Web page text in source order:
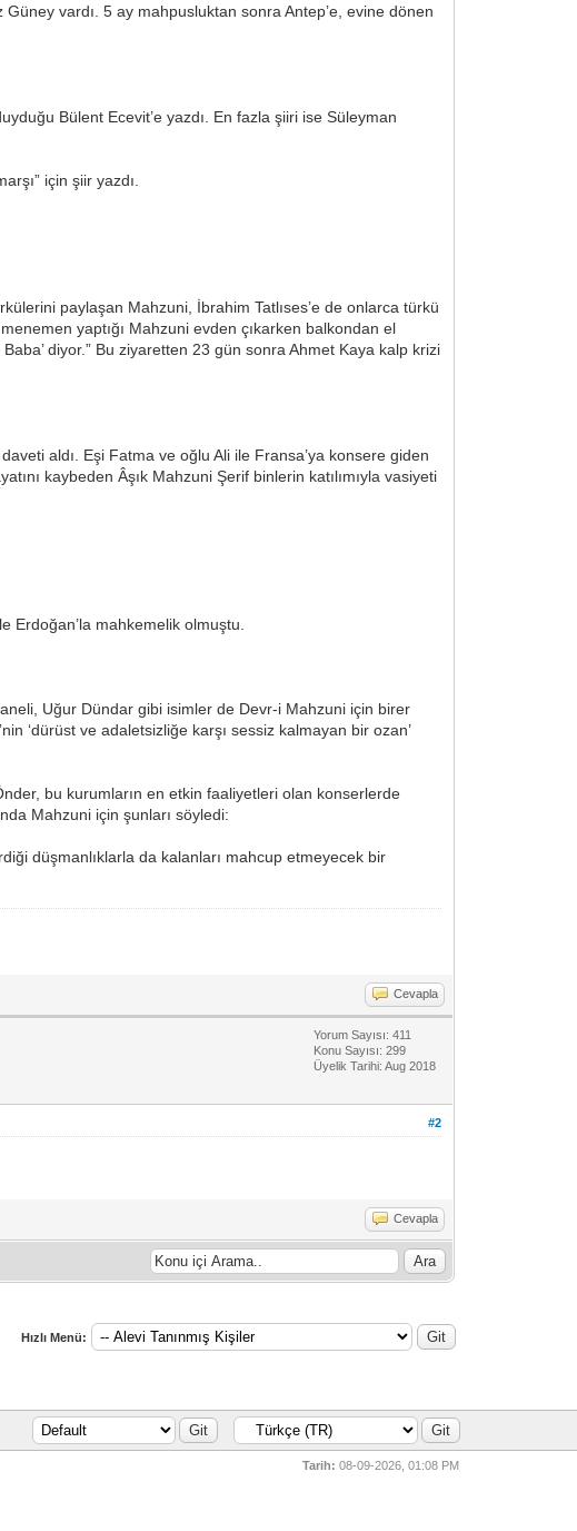
Güney vardı. 5 ay mahpusluktan sonra Antep’e, evine dönen
Bülent Ecevit’e yazdı. En fazla şiiri ise Süleyman
için şiir yazdı.
paylaşan Mahzuni, İbrahim Tatlıses’e de onlarca türkü
yaptığı Mahzuni evden çıkarken balkondan el
diyor.” Bu ziyaretten 23 gün sonra Ahmet Kaya kalp krizi
aldı. Eşi Fatma ve oğlu Ali ile Fransa’ya konsere giden
kaybeden Âşık Mahzuni Şerif binlerin katılımıyla vasiyeti
Erdoğan’la mahkemelik olmuştu.
Uğur Dündar gibi isimler de Devr-i Mahzuni için birer
‘dürüst ve adaletsizliğe karşı sessiz kalmayan bir ozan’
bu kurumların en etkin faaliyetleri olan konserlerde
Mahzuni için şunları söyledi:
düşmanlıklarla da kalanları mahcup etmeyecek bir
Cevapla
Yorum Sayısı: 411
Konu Sayısı: 299
Üyelik Tarihi: Aug 2018
#2
Cevapla
Hızlı Menü:
Tarih: 08-09-2026, 01:08 PM